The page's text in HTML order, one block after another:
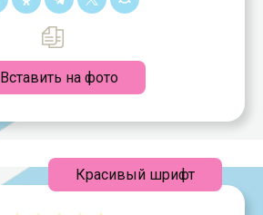
Вставить на фото
Красивый шрифт